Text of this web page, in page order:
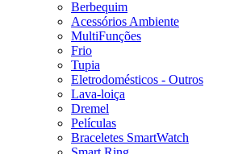
Berbequim
Acessórios Ambiente
MultiFunções
Frio
Tupia
Eletrodomésticos - Outros
Lava-loiça
Dremel
Películas
Braceletes SmartWatch